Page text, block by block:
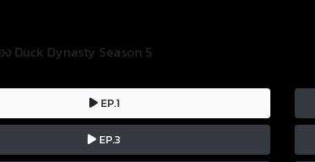
Duck Dynasty Season 5
EP.1
EP.3